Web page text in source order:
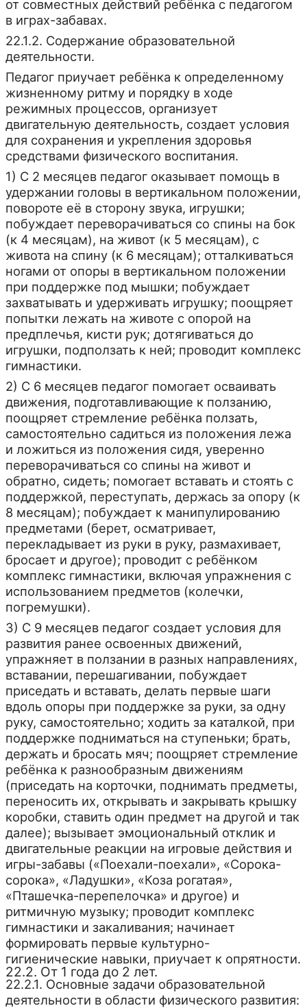
от совместных действий ребёнка с педагогом
в играх-забавах.
22.1.2. Содержание образовательной
деятельности.
Педагог приучает ребёнка к определенному
жизненному ритму и порядку в ходе
режимных процессов, организует
двигательную деятельность, создает условия
для сохранения и укрепления здоровья
средствами физического воспитания.
1) С 2 месяцев педагог оказывает помощь в
удержании головы в вертикальном положении,
повороте её в сторону звука, игрушки;
побуждает переворачиваться со спины на бок
(к 4 месяцам), на живот (к 5 месяцам), с
живота на спину (к 6 месяцам); отталкиваться
ногами от опоры в вертикальном положении
при поддержке под мышки; побуждает
захватывать и удерживать игрушку; поощряет
попытки лежать на животе с опорой на
предплечья, кисти рук; дотягиваться до
игрушки, подползать к ней; проводит комплекс
гимнастики.
2) С 6 месяцев педагог помогает осваивать
движения, подготавливающие к ползанию,
поощряет стремление ребёнка ползать,
самостоятельно садиться из положения лежа
и ложиться из положения сидя, уверенно
переворачиваться со спины на живот и
обратно, сидеть; помогает вставать и стоять с
поддержкой, переступать, держась за опору (к
8 месяцам); побуждает к манипулированию
предметами (берет, осматривает,
перекладывает из руки в руку, размахивает,
бросает и другое); проводит с ребёнком
комплекс гимнастики, включая упражнения с
использованием предметов (колечки,
погремушки).
3) С 9 месяцев педагог создает условия для
развития ранее освоенных движений,
упражняет в ползании в разных направлениях,
вставании, перешагивании, побуждает
приседать и вставать, делать первые шаги
вдоль опоры при поддержке за руки, за одну
руку, самостоятельно; ходить за каталкой, при
поддержке подниматься на ступеньки; брать,
держать и бросать мяч; поощряет стремление
ребёнка к разнообразным движениям
(приседать на корточки, поднимать предметы,
переносить их, открывать и закрывать крышку
коробки, ставить один предмет на другой и так
далее); вызывает эмоциональный отклик и
двигательные реакции на игровые действия и
игры-забавы («Поехали-поехали», «Сорока-
сорока», «Ладушки», «Коза рогатая»,
«Пташечка-перепелочка» и другое) и
ритмичную музыку; проводит комплекс
гимнастики и закаливания; начинает
формировать первые культурно-
гигиенические навыки, приучает к опрятности.
22.2. От 1 года до 2 лет.
22.2.1. Основные задачи образовательной
деятельности в области физического развития: